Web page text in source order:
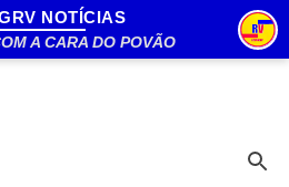
conteúdo principal
NOTÍCIAS
A CARA DO POVÃO